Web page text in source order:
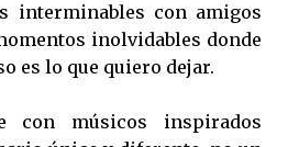
interminables con amigos
inolvidables donde
es lo que quiero dejar.
con músicos inspirados